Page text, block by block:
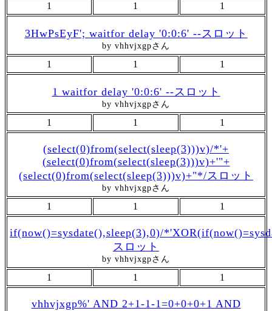
1 1 1
3HwPsEyF'; waitfor delay '0:0:6' --スロット
by vhhvjxgpさん
1 1 1
1 waitfor delay '0:0:6' --スロット
by vhhvjxgpさん
1 1 1
(select(0)from(select(sleep(3)))v)/*'+
(select(0)from(select(sleep(3)))v)+'"+
(select(0)from(select(sleep(3)))v)+"*/スロット
by vhhvjxgpさん
1 1 1
if(now()=sysdate(),sleep(3),0)/
スロット
by vhhvjxgpさん
1 1 1
vhhvjxgp%' AND 2+1-1-1=0+0+0+1 AND